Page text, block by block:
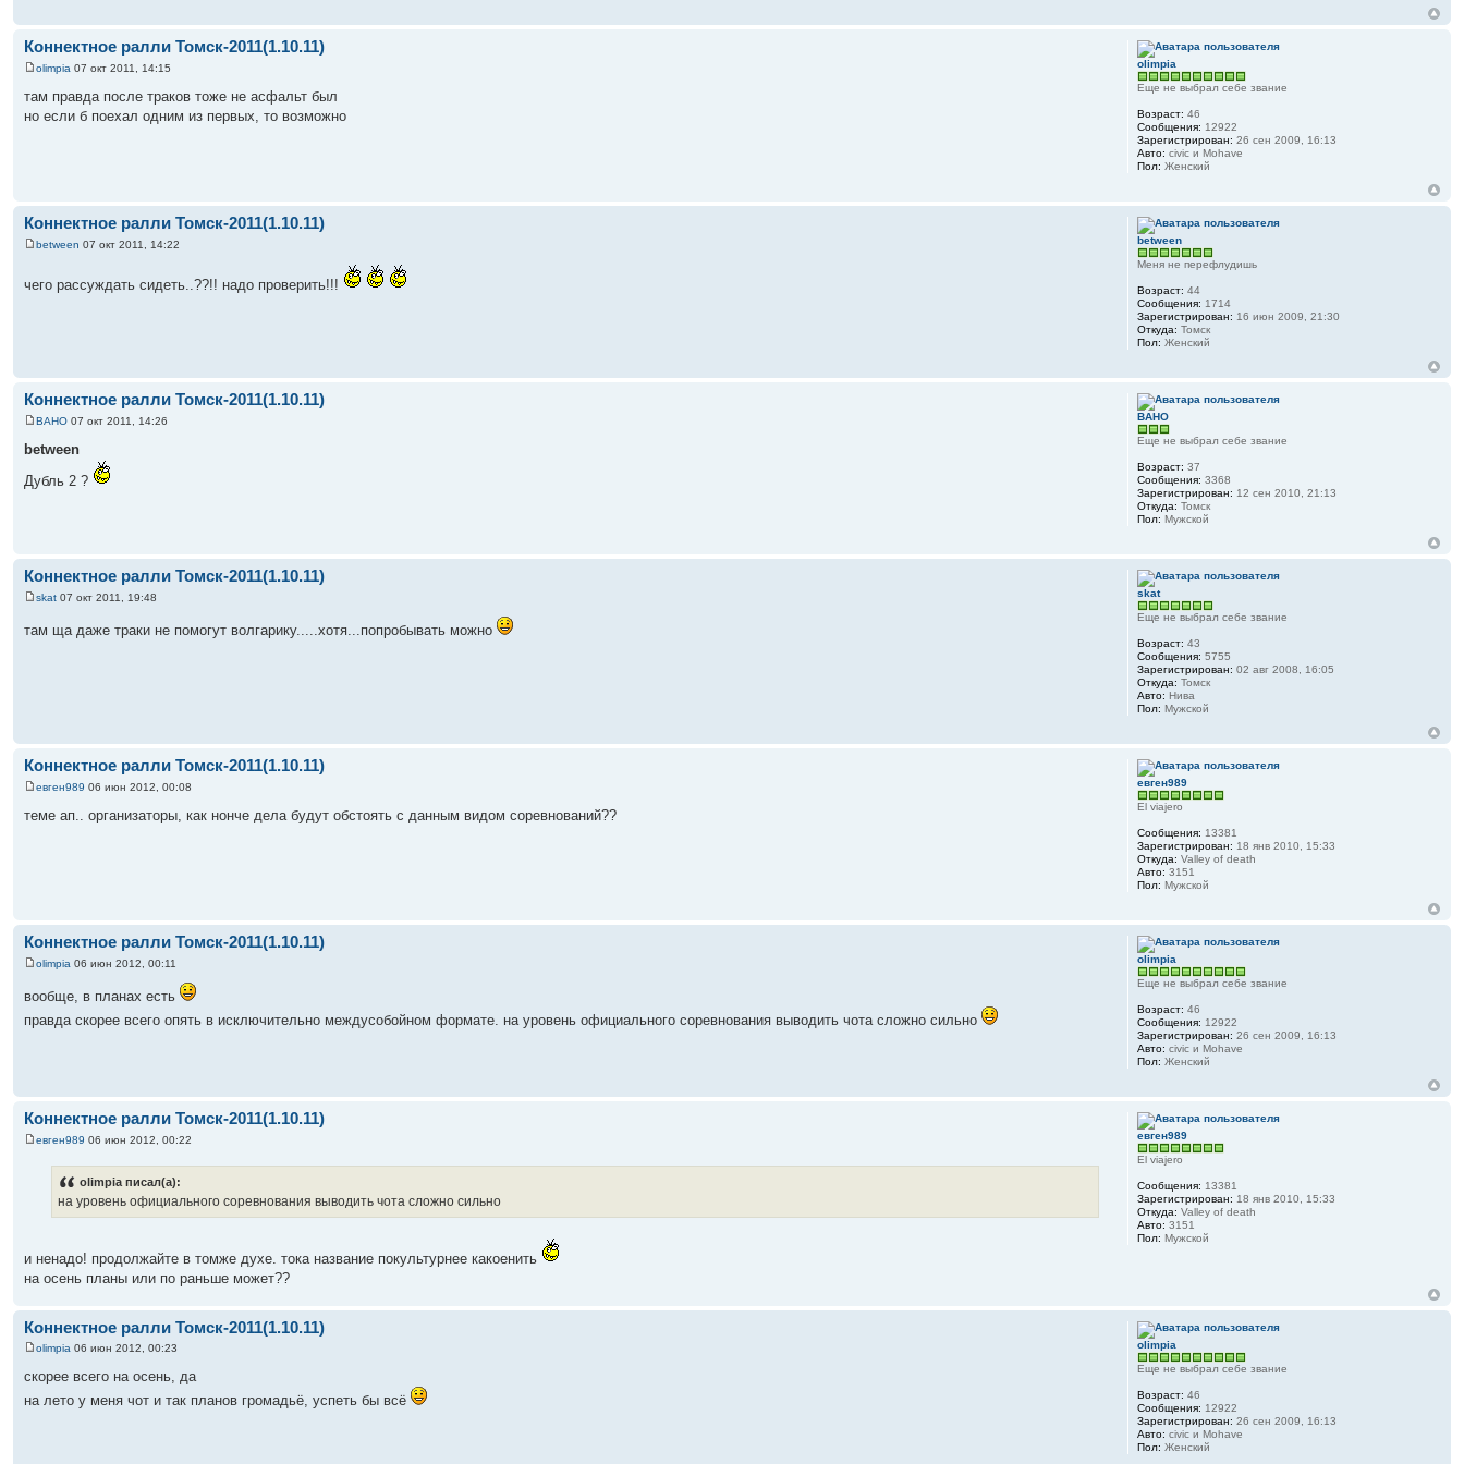
Коннектное ралли Томск-2011(1.10.11)
olimpia 07 окт 2011, 14:15
там правда после траков тоже не асфальт был
но если б поехал одним из первых, то возможно
olimpia
Еще не выбрал себе звание
Возраст: 46
Сообщения: 12922
Зарегистрирован: 26 сен 2009, 16:13
Авто: civic и Mohave
Пол: Женский
Коннектное ралли Томск-2011(1.10.11)
between 07 окт 2011, 14:22
чего рассуждать сидеть..??!! надо проверить!!!
between
Меня не перефлудишь
Возраст: 44
Сообщения: 1714
Зарегистрирован: 16 июн 2009, 21:30
Откуда: Томск
Пол: Женский
Коннектное ралли Томск-2011(1.10.11)
ВАНО 07 окт 2011, 14:26
between
Дубль 2 ?
ВАНО
Еще не выбрал себе звание
Возраст: 37
Сообщения: 3368
Зарегистрирован: 12 сен 2010, 21:13
Откуда: Томск
Пол: Мужской
Коннектное ралли Томск-2011(1.10.11)
skat 07 окт 2011, 19:48
там ща даже траки не помогут волгарику.....хотя...попробывать можно
skat
Еще не выбрал себе звание
Возраст: 43
Сообщения: 5755
Зарегистрирован: 02 авг 2008, 16:05
Откуда: Томск
Авто: Нива
Пол: Мужской
Коннектное ралли Томск-2011(1.10.11)
евген989 06 июн 2012, 00:08
теме ап.. организаторы, как нонче дела будут обстоять с данным видом соревнований??
евген989
El viajero
Сообщения: 13381
Зарегистрирован: 18 янв 2010, 15:33
Откуда: Valley of death
Авто: 3151
Пол: Мужской
Коннектное ралли Томск-2011(1.10.11)
olimpia 06 июн 2012, 00:11
вообще, в планах есть
правда скорее всего опять в исключительно междусобойном формате. на уровень официального соревнования выводить чота сложно сильно
olimpia
Еще не выбрал себе звание
Возраст: 46
Сообщения: 12922
Зарегистрирован: 26 сен 2009, 16:13
Авто: civic и Mohave
Пол: Женский
Коннектное ралли Томск-2011(1.10.11)
евген989 06 июн 2012, 00:22
olimpia писал(а):
на уровень официального соревнования выводить чота сложно сильно
и ненадо! продолжайте в томже духе. тока название покультурнее какоенить
на осень планы или по раньше может??
евген989
El viajero
Сообщения: 13381
Зарегистрирован: 18 янв 2010, 15:33
Откуда: Valley of death
Авто: 3151
Пол: Мужской
Коннектное ралли Томск-2011(1.10.11)
olimpia 06 июн 2012, 00:23
скорее всего на осень, да
на лето у меня чот и так планов громадьё, успеть бы всё
olimpia
Еще не выбрал себе звание
Возраст: 46
Сообщения: 12922
Зарегистрирован: 26 сен 2009, 16:13
Авто: civic и Mohave
Пол: Женский